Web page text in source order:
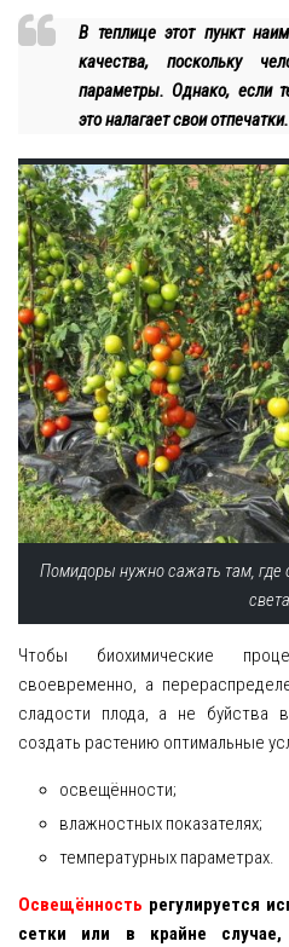
В теплице этот пункт
качества, поскольку
параметры. Однако, если
это налагает свои отпечатки.
Помидоры нужно сажать там, где
Чтобы биохимические
своевременно, а
сладости плода, а не буйства
создать растению оптимальные
освещённости;
влажностных показателях;
температурных параметрах.
Освещённость регулируется
сетки или в крайне